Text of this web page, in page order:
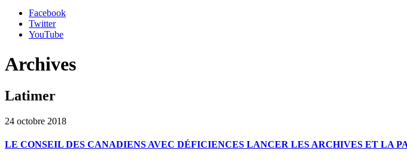
Facebook
Twitter
YouTube
Archives
Latimer
24 octobre 2018
LE CONSEIL DES CANADIENS AVEC DÉFICIENCES LANCER LES ARCHIVES ET LA